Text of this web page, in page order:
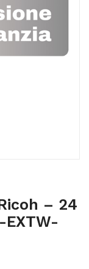
– 24